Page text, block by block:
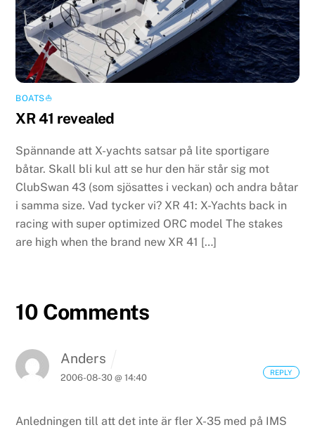
BOATS⛵️
XR 41 revealed
Spännande att X-yachts satsar på lite sportigare
båtar. Skall bli kul att se hur den här står sig mot
ClubSwan 43 (som sjösattes i veckan) och andra båtar
i samma size. Vad tycker vi? XR 41: X-Yachts back in
racing with super optimized ORC model The stakes
are high when the brand new XR 41 […]
10 Comments
Anders
2006-08-30 @ 14:40
Anledningen till att det inte är fler X-35 med på IMS
REPLY